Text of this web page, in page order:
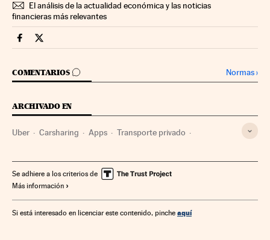
El análisis de la actualidad económica y las noticias
financieras más relevantes
Mercados Financieros Cinco Días en Facebook
Mercados Financieros Cinco Días en Twitter
COMENTARIOS
IR A LOS COMENTARIOS Normas›
ARCHIVADO EN
Uber Carsharing Apps Transporte privado
Aplicaciones informáticas Hábitos consumo
Software Consumo Telefonía móvil Empresas
Se adhiere a los criterios de
Más información
Si está interesado en licenciar este contenido, pinche aquí